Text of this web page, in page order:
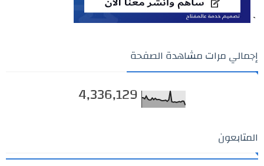
`
إجمالي مرات مشاهدة الصفحة
4,336,129
المتابعون